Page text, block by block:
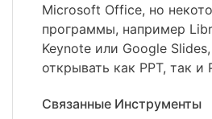
Microsoft Office, но
программы, например
Keynote или Google
открывать как PPT, так и
Связанные Инструменты